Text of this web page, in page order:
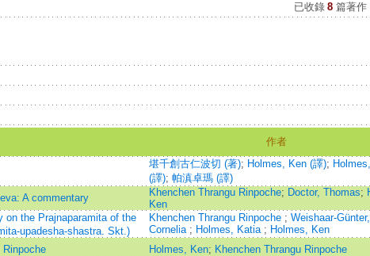
已收錄 8 篇著作
作者
堪千創古仁波切 (著); Holmes, Ken (譯);
(譯); 帕滇卓瑪 (譯)
A commentary Khenchen Thrangu Rinpoche; Doctor, Thomas;
Ken
on the Prajnaparamita of the
upadesha-shastra. Skt.)
Khenchen Thrangu Rinpoche ; Weishaar-Günter,
Cornelia ; Holmes, Katia ; Holmes, Ken
Holmes, Ken; Khenchen Thrangu Rinpoche